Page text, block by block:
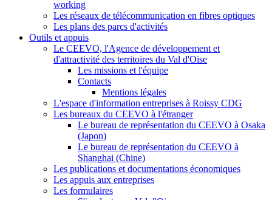
working
Les réseaux de télécommunication en fibres optiques
Les plans des parcs d'activités
Outils et appuis
Le CEEVO, l'Agence de développement et
d'attractivité des territoires du Val d'Oise
Les missions et l'équipe
Contacts
Mentions légales
L'espace d'information entreprises à Roissy CDG
Les bureaux du CEEVO à l'étranger
Le bureau de représentation du CEEVO à Osaka
(Japon)
Le bureau de représentation du CEEVO à
Shanghai (Chine)
Les publications et documentations économiques
Les appuis aux entreprises
Les formulaires